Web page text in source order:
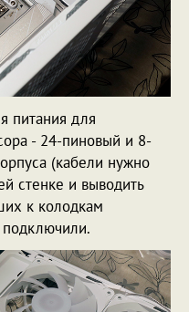
питания для
- 24-пиновый и 8-
(кабели нужно
стенке и выводить
к колодкам
подключили.